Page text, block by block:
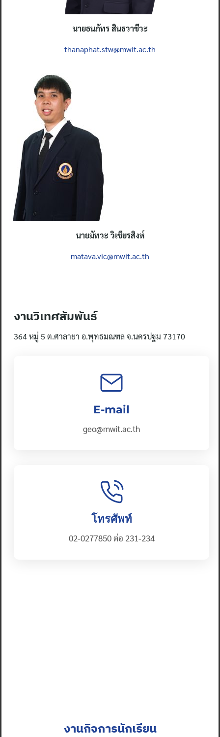
นายธนภัทร สินธวาชีวะ
thanaphat.stw@mwit.ac.th
นายมัทวะ วิเชียรสิงห์
matava.vic@mwit.ac.th
งานวิเทศสัมพันธ์
364 หมู่ 5 ต.ศาลายา อ.พุทธมณฑล จ.นครปฐม 73170
E-mail
geo@mwit.ac.th
โทรศัพท์
02-0277850 ต่อ 231-234
งานกิจการนักเรียน